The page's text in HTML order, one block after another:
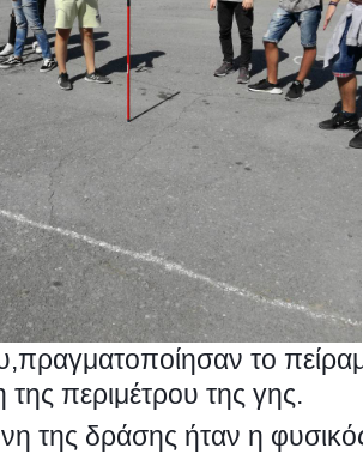
το
της περιμέτρου της γης.
της δράσης ήταν η